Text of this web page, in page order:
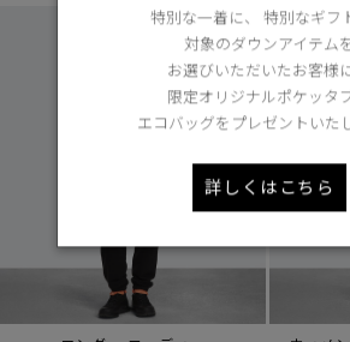
特別な一着に、 特別なギフ
対象のダウンアイテム
お選びいただいたお客様に
限定オリジナルポケッタ
エコバッグをプレゼントいた
詳しくはこちら